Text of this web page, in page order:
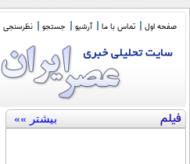
صفحه اول تماس با ما آرشیو جستجو نظرسنجی
فیلم بیشتر »»